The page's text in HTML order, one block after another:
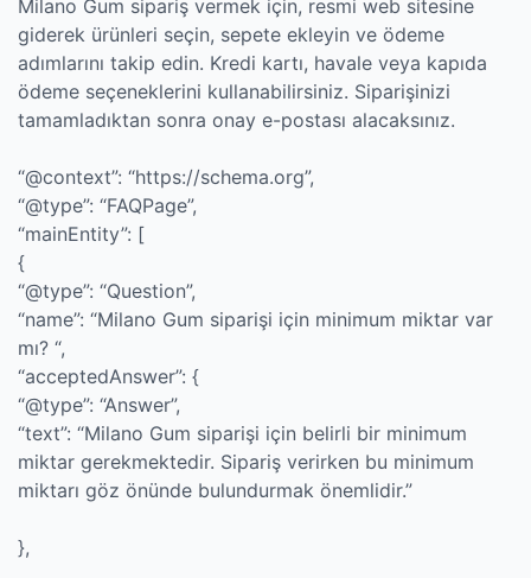
Milano Gum sipariş vermek için, resmi web sitesine
giderek ürünleri seçin, sepete ekleyin ve ödeme
adımlarını takip edin. Kredi kartı, havale veya kapıda
ödeme seçeneklerini kullanabilirsiniz. Siparişinizi
tamamladıktan sonra onay e-postası alacaksınız.
“@context”: “https://schema.org”,
“@type”: “FAQPage”,
“mainEntity”: [
{
“@type”: “Question”,
“name”: “Milano Gum siparişi için minimum miktar var
mı? “,
“acceptedAnswer”: {
“@type”: “Answer”,
“text”: “Milano Gum siparişi için belirli bir minimum
miktar gerekmektedir. Sipariş verirken bu minimum
miktarı göz önünde bulundurmak önemlidir.”
},